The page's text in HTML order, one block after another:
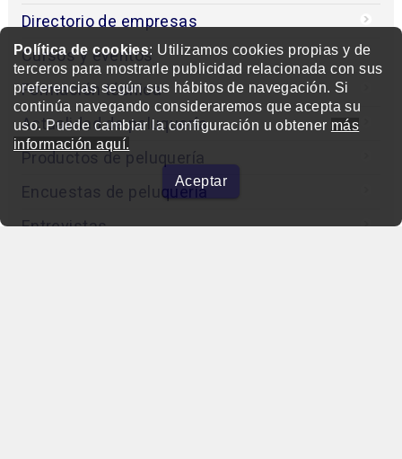
Política de cookies: Utilizamos cookies propias y de
terceros para mostrarle publicidad relacionada con sus
preferencias según sus hábitos de navegación. Si
continúa navegando consideraremos que acepta su
uso. Puede cambiar la configuración u obtener más
información aquí.
Aceptar
Directorio de empresas
Cursos y eventos
Formación técnica
Actualidad de peluquería
Productos de peluquería
Encuestas de peluquería
Entrevistas